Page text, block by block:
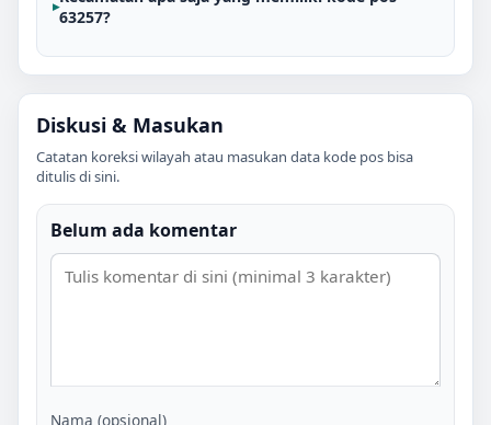
63257?
Diskusi & Masukan
Catatan koreksi wilayah atau masukan data kode pos bisa
ditulis di sini.
Belum ada komentar
Nama (opsional)